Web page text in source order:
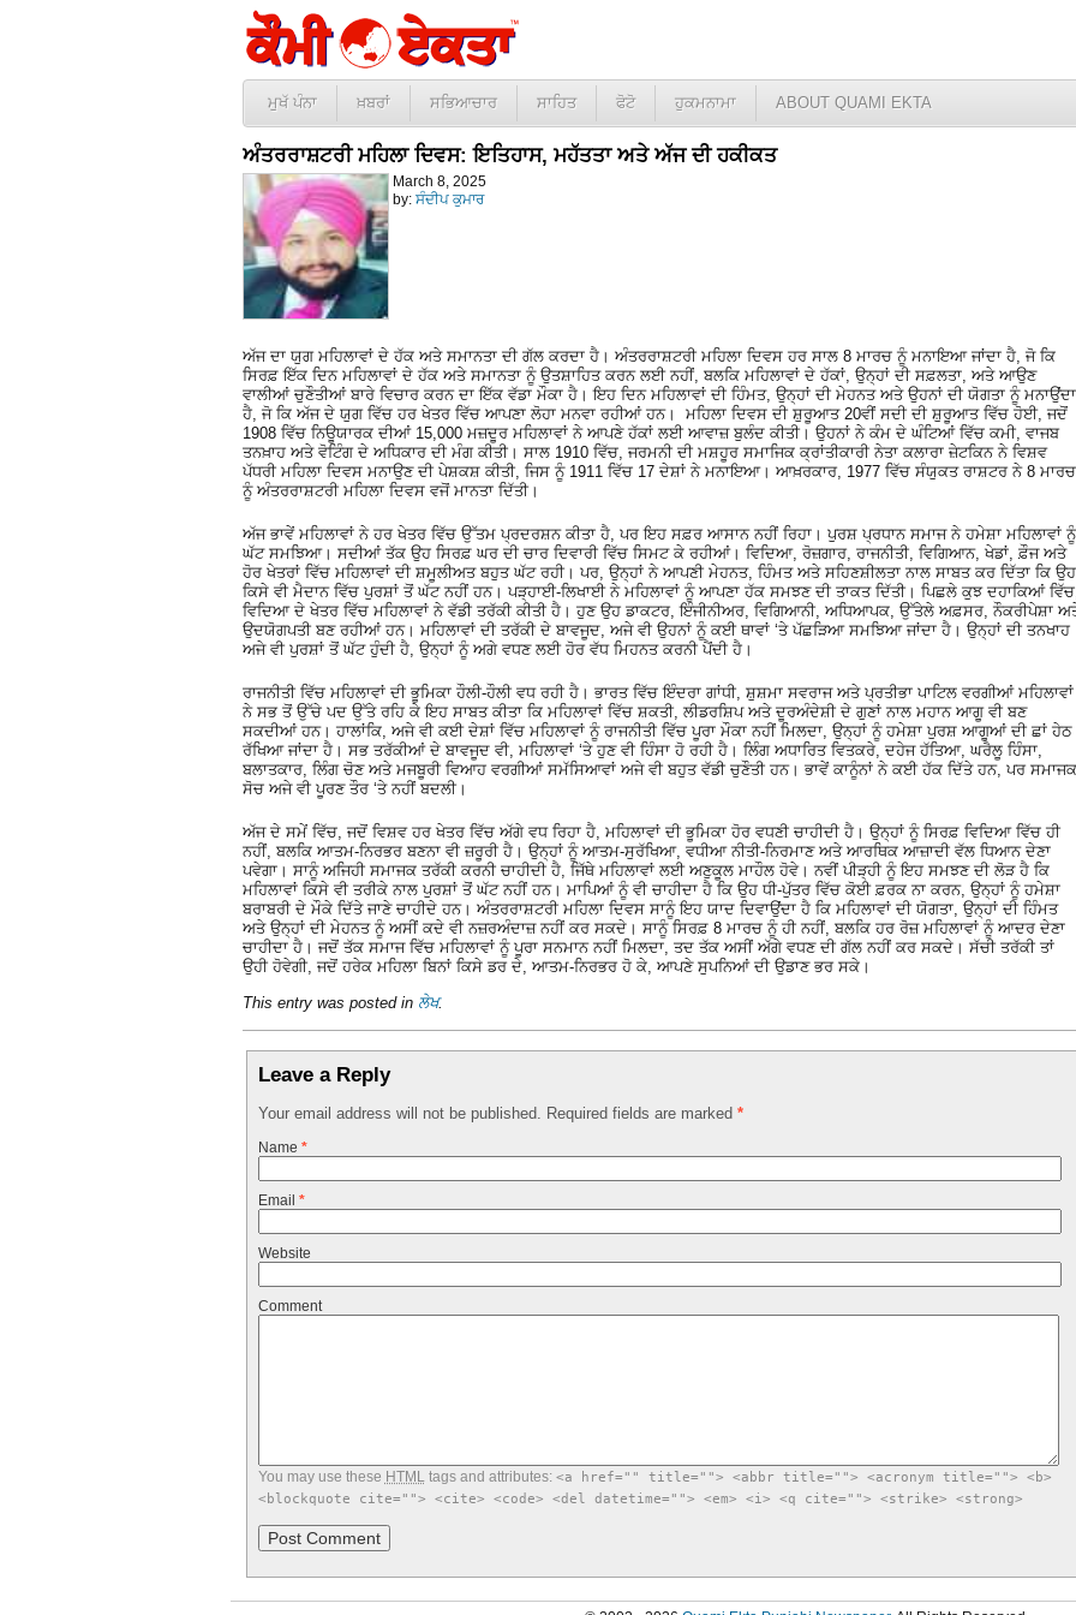
ਮੁਖੱ ਪੰਨਾ ਖ਼ਬਰਾਂ ਸਭਿਆਚਾਰ ਸਾਹਿਤ ਫੋਟੋ ਹੁਕਮਨਾਮਾ ABOUT QUAMI EKTA
ਅੰਤਰਰਾਸ਼ਟਰੀ ਮਹਿਲਾ ਦਿਵਸ: ਇਤਿਹਾਸ, ਮਹੱਤਤਾ ਅਤੇ ਅੱਜ ਦੀ ਹਕੀਕਤ
March 8, 2025
by: ਸੰਦੀਪ ਕੁਮਾਰ
ਅੱਜ ਦਾ ਯੁਗ ਮਹਿਲਾਵਾਂ ਦੇ ਹੱਕ ਅਤੇ ਸਮਾਨਤਾ ਦੀ ਗੱਲ ਕਰਦਾ ਹੈ। ਅੰਤਰਰਾਸ਼ਟਰੀ ਮਹਿਲਾ ਦਿਵਸ ਹਰ ਸਾਲ 8 ਮਾਰਚ ਨੂੰ ਮਨਾਇਆ ਜਾਂਦਾ ਹੈ, ਜੋ ਕਿ
ਸਿਰਫ਼ ਇੱਕ ਦਿਨ ਮਹਿਲਾਵਾਂ ਦੇ ਹੱਕ ਅਤੇ ਸਮਾਨਤਾ ਨੂੰ ਉਤਸ਼ਾਹਿਤ ਕਰਨ ਲਈ ਨਹੀਂ, ਬਲਕਿ ਮਹਿਲਾਵਾਂ ਦੇ ਹੱਕਾਂ, ਉਨ੍ਹਾਂ ਦੀ ਸਫ਼ਲਤਾ, ਅਤੇ ਆਉਣ
ਵਾਲੀਆਂ ਚੁਣੌਤੀਆਂ ਬਾਰੇ ਵਿਚਾਰ ਕਰਨ ਦਾ ਇੱਕ ਵੱਡਾ ਮੌਕਾ ਹੈ। ਇਹ ਦਿਨ ਮਹਿਲਾਵਾਂ ਦੀ ਹਿੰਮਤ, ਉਨ੍ਹਾਂ ਦੀ ਮੇਹਨਤ ਅਤੇ ਉਹਨਾਂ ਦੀ ਯੋਗਤਾ ਨੂੰ ਮਨਾਉਂਦਾ
ਹੈ, ਜੋ ਕਿ ਅੱਜ ਦੇ ਯੁਗ ਵਿੱਚ ਹਰ ਖੇਤਰ ਵਿੱਚ ਆਪਣਾ ਲੋਹਾ ਮਨਵਾ ਰਹੀਆਂ ਹਨ। ਮਹਿਲਾ ਦਿਵਸ ਦੀ ਸ਼ੁਰੂਆਤ 20ਵੀਂ ਸਦੀ ਦੀ ਸ਼ੁਰੂਆਤ ਵਿੱਚ ਹੋਈ, ਜਦੋਂ
1908 ਵਿੱਚ ਨਿਊਯਾਰਕ ਦੀਆਂ 15,000 ਮਜ਼ਦੂਰ ਮਹਿਲਾਵਾਂ ਨੇ ਆਪਣੇ ਹੱਕਾਂ ਲਈ ਆਵਾਜ਼ ਬੁਲੰਦ ਕੀਤੀ। ਉਹਨਾਂ ਨੇ ਕੰਮ ਦੇ ਘੰਟਿਆਂ ਵਿੱਚ ਕਮੀ, ਵਾਜਬ
ਤਨਖ਼ਾਹ ਅਤੇ ਵੋਟਿੰਗ ਦੇ ਅਧਿਕਾਰ ਦੀ ਮੰਗ ਕੀਤੀ। ਸਾਲ 1910 ਵਿੱਚ, ਜਰਮਨੀ ਦੀ ਮਸ਼ਹੂਰ ਸਮਾਜਿਕ ਕ੍ਰਾਂਤੀਕਾਰੀ ਨੇਤਾ ਕਲਾਰਾ ਜ਼ੇਟਕਿਨ ਨੇ ਵਿਸ਼ਵ
ਪੱਧਰੀ ਮਹਿਲਾ ਦਿਵਸ ਮਨਾਉਣ ਦੀ ਪੇਸ਼ਕਸ਼ ਕੀਤੀ, ਜਿਸ ਨੂੰ 1911 ਵਿੱਚ 17 ਦੇਸ਼ਾਂ ਨੇ ਮਨਾਇਆ। ਆਖ਼ਰਕਾਰ, 1977 ਵਿੱਚ ਸੰਯੁਕਤ ਰਾਸ਼ਟਰ ਨੇ 8 ਮਾਰਚ
ਨੂੰ ਅੰਤਰਰਾਸ਼ਟਰੀ ਮਹਿਲਾ ਦਿਵਸ ਵਜੋਂ ਮਾਨਤਾ ਦਿੱਤੀ।
ਅੱਜ ਭਾਵੇਂ ਮਹਿਲਾਵਾਂ ਨੇ ਹਰ ਖੇਤਰ ਵਿੱਚ ਉੱਤਮ ਪ੍ਰਦਰਸ਼ਨ ਕੀਤਾ ਹੈ, ਪਰ ਇਹ ਸਫ਼ਰ ਆਸਾਨ ਨਹੀਂ ਰਿਹਾ। ਪੁਰਸ਼ ਪ੍ਰਧਾਨ ਸਮਾਜ ਨੇ ਹਮੇਸ਼ਾ ਮਹਿਲਾਵਾਂ ਨੂੰ
ਘੱਟ ਸਮਝਿਆ। ਸਦੀਆਂ ਤੱਕ ਉਹ ਸਿਰਫ਼ ਘਰ ਦੀ ਚਾਰ ਦਿਵਾਰੀ ਵਿੱਚ ਸਿਮਟ ਕੇ ਰਹੀਆਂ। ਵਿਦਿਆ, ਰੋਜ਼ਗਾਰ, ਰਾਜਨੀਤੀ, ਵਿਗਿਆਨ, ਖੇਡਾਂ, ਫ਼ੌਜ ਅਤੇ
ਹੋਰ ਖੇਤਰਾਂ ਵਿੱਚ ਮਹਿਲਾਵਾਂ ਦੀ ਸ਼ਮੂਲੀਅਤ ਬਹੁਤ ਘੱਟ ਰਹੀ। ਪਰ, ਉਨ੍ਹਾਂ ਨੇ ਆਪਣੀ ਮੇਹਨਤ, ਹਿੰਮਤ ਅਤੇ ਸਹਿਣਸ਼ੀਲਤਾ ਨਾਲ ਸਾਬਤ ਕਰ ਦਿੱਤਾ ਕਿ ਉਹ
ਕਿਸੇ ਵੀ ਮੈਦਾਨ ਵਿੱਚ ਪੁਰਸ਼ਾਂ ਤੋਂ ਘੱਟ ਨਹੀਂ ਹਨ। ਪੜ੍ਹਾਈ-ਲਿਖਾਈ ਨੇ ਮਹਿਲਾਵਾਂ ਨੂੰ ਆਪਣਾ ਹੱਕ ਸਮਝਣ ਦੀ ਤਾਕਤ ਦਿੱਤੀ। ਪਿਛਲੇ ਕੁਝ ਦਹਾਕਿਆਂ ਵਿੱਚ,
ਵਿਦਿਆ ਦੇ ਖੇਤਰ ਵਿੱਚ ਮਹਿਲਾਵਾਂ ਨੇ ਵੱਡੀ ਤਰੱਕੀ ਕੀਤੀ ਹੈ। ਹੁਣ ਉਹ ਡਾਕਟਰ, ਇੰਜੀਨੀਅਰ, ਵਿਗਿਆਨੀ, ਅਧਿਆਪਕ, ਉੱਤੇਲੇ ਅਫ਼ਸਰ, ਨੌਕਰੀਪੇਸ਼ਾ
ਉਦਯੋਗਪਤੀ ਬਣ ਰਹੀਆਂ ਹਨ। ਮਹਿਲਾਵਾਂ ਦੀ ਤਰੱਕੀ ਦੇ ਬਾਵਜੂਦ, ਅਜੇ ਵੀ ਉਹਨਾਂ ਨੂੰ ਕਈ ਥਾਵਾਂ ‘ਤੇ ਪੱਛੜਿਆ ਸਮਝਿਆ ਜਾਂਦਾ ਹੈ। ਉਨ੍ਹਾਂ ਦੀ ਤਨਖਾਹ
ਅਜੇ ਵੀ ਪੁਰਸ਼ਾਂ ਤੋਂ ਘੱਟ ਹੁੰਦੀ ਹੈ, ਉਨ੍ਹਾਂ ਨੂੰ ਅਗੇ ਵਧਣ ਲਈ ਹੋਰ ਵੱਧ ਮਿਹਨਤ ਕਰਨੀ ਪੈਂਦੀ ਹੈ।
ਰਾਜਨੀਤੀ ਵਿੱਚ ਮਹਿਲਾਵਾਂ ਦੀ ਭੂਮਿਕਾ ਹੌਲੀ-ਹੌਲੀ ਵਧ ਰਹੀ ਹੈ। ਭਾਰਤ ਵਿੱਚ ਇੰਦਰਾ ਗਾਂਧੀ, ਸ਼ੁਸ਼ਮਾ ਸਵਰਾਜ ਅਤੇ ਪ੍ਰਤੀਭਾ ਪਾਟਿਲ ਵਰਗੀਆਂ ਮਹਿਲਾਵਾਂ
ਨੇ ਸਭ ਤੋਂ ਉੱਚੇ ਪਦ ਉੱਤੇ ਰਹਿ ਕੇ ਇਹ ਸਾਬਤ ਕੀਤਾ ਕਿ ਮਹਿਲਾਵਾਂ ਵਿੱਚ ਸ਼ਕਤੀ, ਲੀਡਰਸ਼ਿਪ ਅਤੇ ਦੂਰਅੰਦੇਸ਼ੀ ਦੇ ਗੁਣਾਂ ਨਾਲ ਮਹਾਨ ਆਗੂ ਵੀ ਬਣ
ਸਕਦੀਆਂ ਹਨ। ਹਾਲਾਂਕਿ, ਅਜੇ ਵੀ ਕਈ ਦੇਸ਼ਾਂ ਵਿੱਚ ਮਹਿਲਾਵਾਂ ਨੂੰ ਰਾਜਨੀਤੀ ਵਿੱਚ ਪੂਰਾ ਮੌਕਾ ਨਹੀਂ ਮਿਲਦਾ, ਉਨ੍ਹਾਂ ਨੂੰ ਹਮੇਸ਼ਾ ਪੁਰਸ਼ ਆਗੂਆਂ ਦੀ ਛਾਂ ਹੇਠ
ਰੱਖਿਆ ਜਾਂਦਾ ਹੈ। ਸਭ ਤਰੱਕੀਆਂ ਦੇ ਬਾਵਜੂਦ ਵੀ, ਮਹਿਲਾਵਾਂ ‘ਤੇ ਹੁਣ ਵੀ ਹਿੰਸਾ ਹੋ ਰਹੀ ਹੈ। ਲਿੰਗ ਅਧਾਰਿਤ ਵਿਤਕਰੇ, ਦਹੇਜ ਹੱਤਿਆ, ਘਰੈਲੂ ਹਿੰਸਾ,
ਬਲਾਤਕਾਰ, ਲਿੰਗ ਚੋਣ ਅਤੇ ਮਜਬੂਰੀ ਵਿਆਹ ਵਰਗੀਆਂ ਸਮੱਸਿਆਵਾਂ ਅਜੇ ਵੀ ਬਹੁਤ ਵੱਡੀ ਚੁਣੌਤੀ ਹਨ। ਭਾਵੇਂ ਕਾਨੂੰਨਾਂ ਨੇ ਕਈ ਹੱਕ ਦਿੱਤੇ ਹਨ, ਪਰ ਸਮਾਜਕ
ਸੋਚ ਅਜੇ ਵੀ ਪੂਰਣ ਤੌਰ ‘ਤੇ ਨਹੀਂ ਬਦਲੀ।
ਅੱਜ ਦੇ ਸਮੇਂ ਵਿੱਚ, ਜਦੋਂ ਵਿਸ਼ਵ ਹਰ ਖੇਤਰ ਵਿੱਚ ਅੱਗੇ ਵਧ ਰਿਹਾ ਹੈ, ਮਹਿਲਾਵਾਂ ਦੀ ਭੂਮਿਕਾ ਹੋਰ ਵਧਣੀ ਚਾਹੀਦੀ ਹੈ। ਉਨ੍ਹਾਂ ਨੂੰ ਸਿਰਫ਼ ਵਿਦਿਆ ਵਿੱਚ ਹੀ
ਨਹੀਂ, ਬਲਕਿ ਆਤਮ-ਨਿਰਭਰ ਬਣਨਾ ਵੀ ਜ਼ਰੂਰੀ ਹੈ। ਉਨ੍ਹਾਂ ਨੂੰ ਆਤਮ-ਸੁਰੱਖਿਆ, ਵਧੀਆ ਨੀਤੀ-ਨਿਰਮਾਣ ਅਤੇ ਆਰਥਿਕ ਆਜ਼ਾਦੀ ਵੱਲ ਧਿਆਨ ਦੇਣਾ
ਪਵੇਗਾ। ਸਾਨੂੰ ਅਜਿਹੀ ਸਮਾਜਕ ਤਰੱਕੀ ਕਰਨੀ ਚਾਹੀਦੀ ਹੈ, ਜਿੱਥੇ ਮਹਿਲਾਵਾਂ ਲਈ ਅਣੁਕੂਲ ਮਾਹੌਲ ਹੋਵੇ। ਨਵੀਂ ਪੀੜ੍ਹੀ ਨੂੰ ਇਹ ਸਮਝਣ ਦੀ ਲੋੜ ਹੈ ਕਿ
ਮਹਿਲਾਵਾਂ ਕਿਸੇ ਵੀ ਤਰੀਕੇ ਨਾਲ ਪੁਰਸ਼ਾਂ ਤੋਂ ਘੱਟ ਨਹੀਂ ਹਨ। ਮਾਪਿਆਂ ਨੂੰ ਵੀ ਚਾਹੀਦਾ ਹੈ ਕਿ ਉਹ ਧੀ-ਪੁੱਤਰ ਵਿੱਚ ਕੋਈ ਫ਼ਰਕ ਨਾ ਕਰਨ, ਉਨ੍ਹਾਂ ਨੂੰ ਹਮੇਸ਼ਾ
ਬਰਾਬਰੀ ਦੇ ਮੌਕੇ ਦਿੱਤੇ ਜਾਣੇ ਚਾਹੀਦੇ ਹਨ। ਅੰਤਰਰਾਸ਼ਟਰੀ ਮਹਿਲਾ ਦਿਵਸ ਸਾਨੂੰ ਇਹ ਯਾਦ ਦਿਵਾਉਂਦਾ ਹੈ ਕਿ ਮਹਿਲਾਵਾਂ ਦੀ ਯੋਗਤਾ, ਉਨ੍ਹਾਂ ਦੀ ਹਿੰਮਤ
ਅਤੇ ਉਨ੍ਹਾਂ ਦੀ ਮੇਹਨਤ ਨੂੰ ਅਸੀਂ ਕਦੇ ਵੀ ਨਜ਼ਰਅੰਦਾਜ਼ ਨਹੀਂ ਕਰ ਸਕਦੇ। ਸਾਨੂੰ ਸਿਰਫ਼ 8 ਮਾਰਚ ਨੂੰ ਹੀ ਨਹੀਂ, ਬਲਕਿ ਹਰ ਰੋਜ਼ ਮਹਿਲਾਵਾਂ ਨੂੰ ਆਦਰ ਦੇਣਾ
ਚਾਹੀਦਾ ਹੈ। ਜਦੋਂ ਤੱਕ ਸਮਾਜ ਵਿੱਚ ਮਹਿਲਾਵਾਂ ਨੂੰ ਪੂਰਾ ਸਨਮਾਨ ਨਹੀਂ ਮਿਲਦਾ, ਤਦ ਤੱਕ ਅਸੀਂ ਅੱਗੇ ਵਧਣ ਦੀ ਗੱਲ ਨਹੀਂ ਕਰ ਸਕਦੇ। ਸੱਚੀ ਤਰੱਕੀ ਤਾਂ
ਉਹੀ ਹੋਵੇਗੀ, ਜਦੋਂ ਹਰੇਕ ਮਹਿਲਾ ਬਿਨਾਂ ਕਿਸੇ ਡਰ ਦੇ, ਆਤਮ-ਨਿਰਭਰ ਹੋ ਕੇ, ਆਪਣੇ ਸੁਪਨਿਆਂ ਦੀ ਉਡਾਣ ਭਰ ਸਕੇ।
This entry was posted in ਲੇਖ.
Leave a Reply
Your email address will not be published. Required fields are marked *
Name *
Email *
Website
Comment
You may use these HTMLtags and attributes: <a href="" title=""> <abbr title=""> <acronym title=""> <b>
<blockquote cite=""> <cite> <code> <del datetime=""> <em> <i> <q cite=""> <strike> <strong>